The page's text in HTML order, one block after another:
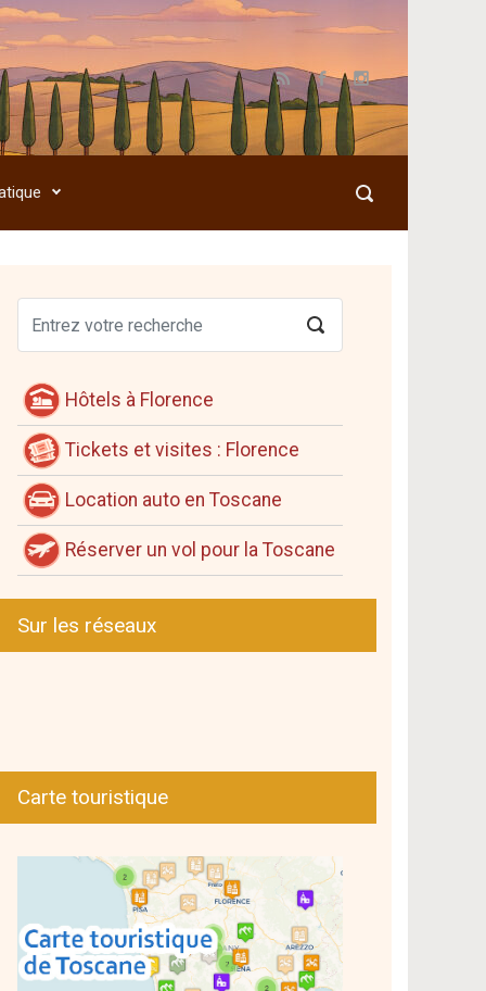
Hôtels à Florence
Tickets et visites : Florence
Location auto en Toscane
Réserver un vol pour la Toscane
Sur les réseaux
Carte touristique